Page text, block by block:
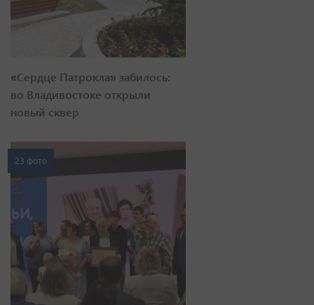
«Сердце Патрокла» забилось:
во Владивостоке открыли
новый сквер
23 фото